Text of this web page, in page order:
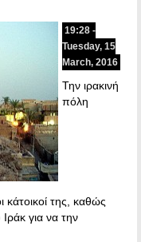
19:28 -
Tuesday, 15
March, 2016
Την ιρακινή
πόλη
κάτοικοί της, καθώς
για να την